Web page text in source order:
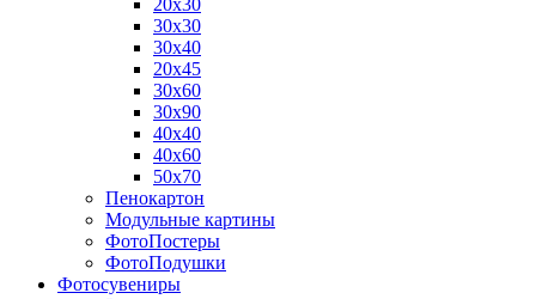
30х30
30х40
20х45
30х60
30х90
40х40
40х60
50х70
Пенокартон
Модульные картины
ФотоПостеры
ФотоПодушки
Фотоcувениры